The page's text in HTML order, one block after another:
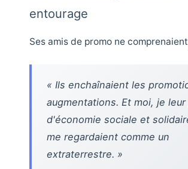
entourage
Ses amis de promo ne
« Ils enchaînaient les
augmentations. Et moi, je leur
d'économie sociale et
me regardaient comme un
extraterrestre. »